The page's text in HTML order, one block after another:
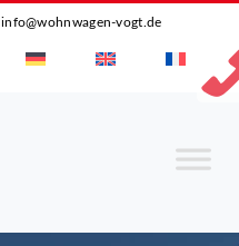
info@wohnwagen-vogt.de